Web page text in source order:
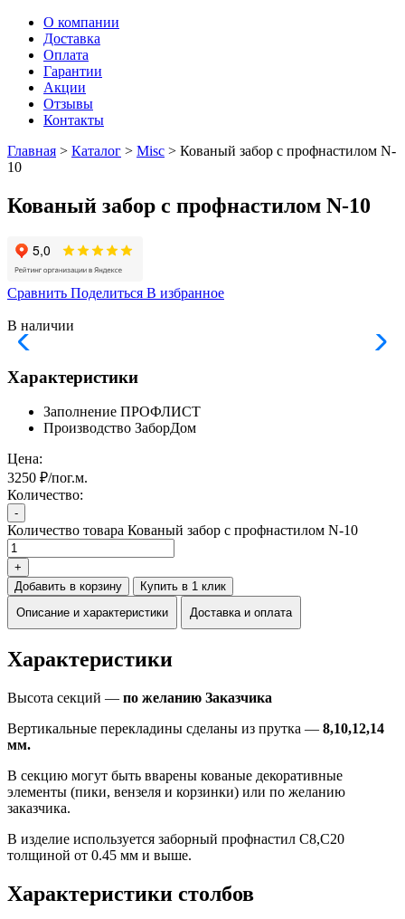
О компании
Доставка
Оплата
Гарантии
Акции
Отзывы
Контакты
Главная > Каталог > Misc > Кованый забор с профнастилом N-
10
Кованый забор с профнастилом N-10
Сравнить Поделиться В избранное
В наличии
Характеристики
Заполнение ПРОФЛИСТ
Производство ЗаборДом
Цена:
3250 ₽/пог.м.
Количество:
-
Количество товара Кованый забор с профнастилом N-10
+
Добавить в корзину
Купить в 1 клик
Описание и характеристики
Доставка и оплата
Характеристики
Высота секций — по желанию Заказчика
Вертикальные перекладины сделаны из прутка — 8,10,12,14
мм.
В секцию могут быть вварены кованые декоративные
элементы (пики, вензеля и корзинки) или по желанию
заказчика.
В изделие используется заборный профнастил С8,С20
толщиной от 0.45 мм и выше.
Характеристики столбов